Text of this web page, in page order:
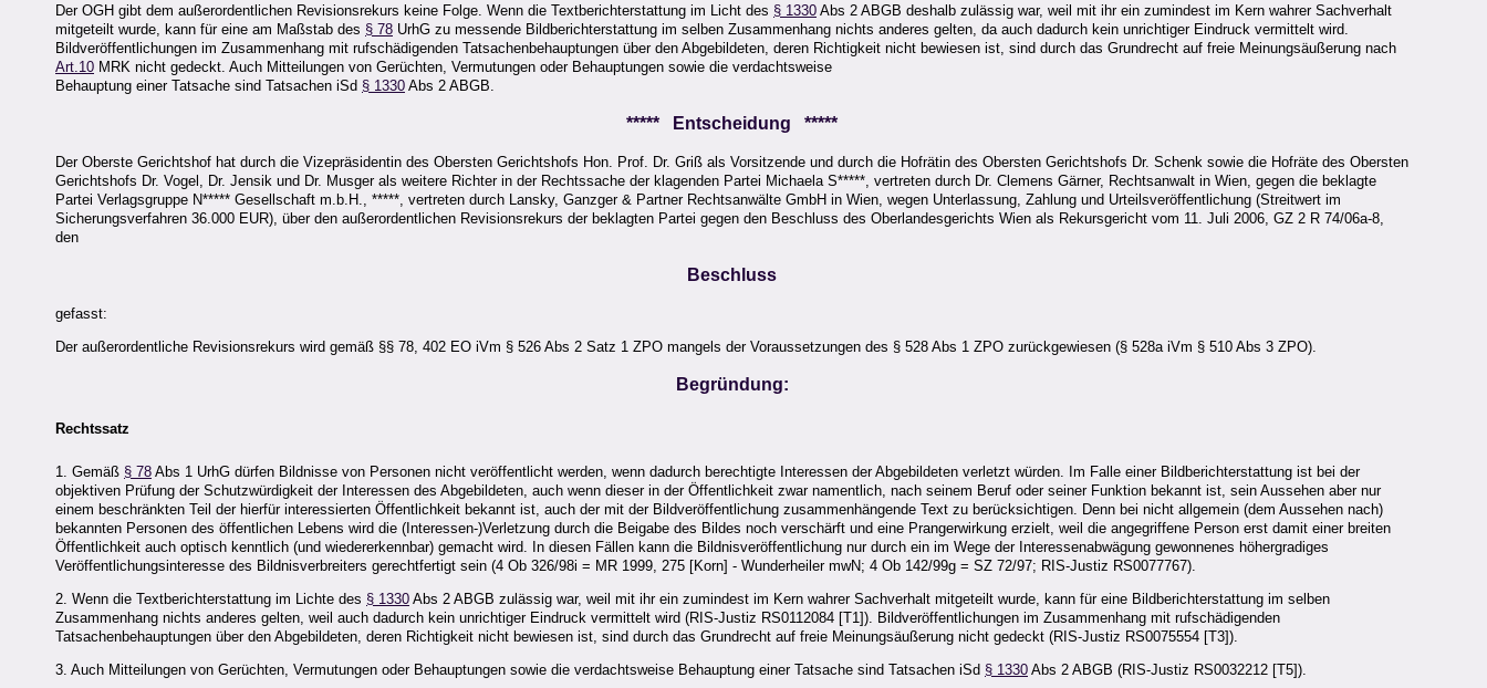
Der OGH gibt dem außerordentlichen Revisionsrekurs keine Folge. Wenn die Textberichterstattung im Licht des § 1330 Abs 2 ABGB deshalb zulässig war, weil mit ihr ein zumindest im Kern wahrer Sachverhalt
mitgeteilt wurde, kann für eine am Maßstab des § 78 UrhG zu messende Bildberichterstattung im selben Zusammenhang nichts anderes gelten, da auch dadurch kein unrichtiger Eindruck vermittelt wird.
Bildveröffentlichungen im Zusammenhang mit rufschädigenden Tatsachenbehauptungen über den Abgebildeten, deren Richtigkeit nicht bewiesen ist, sind durch das Grundrecht auf freie Meinungsäußerung nach
Art.10 MRK nicht gedeckt. Auch Mitteilungen von Gerüchten, Vermutungen oder Behauptungen sowie die verdachtsweise
Behauptung einer Tatsache sind Tatsachen iSd § 1330 Abs 2 ABGB.
***** Entscheidung *****
Der Oberste Gerichtshof hat durch die Vizepräsidentin des Obersten Gerichtshofs Hon. Prof. Dr. Griß als Vorsitzende und durch die Hofrätin des Obersten Gerichtshofs Dr. Schenk sowie die Hofräte des Obersten
Gerichtshofs Dr. Vogel, Dr. Jensik und Dr. Musger als weitere Richter in der Rechtssache der klagenden Partei Michaela S*****, vertreten durch Dr. Clemens Gärner, Rechtsanwalt in Wien, gegen die beklagte
Partei Verlagsgruppe N***** Gesellschaft m.b.H., *****, vertreten durch Lansky, Ganzger & Partner Rechtsanwälte GmbH in Wien, wegen Unterlassung, Zahlung und Urteilsveröffentlichung (Streitwert im
Sicherungsverfahren 36.000 EUR), über den außerordentlichen Revisionsrekurs der beklagten Partei gegen den Beschluss des Oberlandesgerichts Wien als Rekursgericht vom 11. Juli 2006, GZ 2 R 74/06a-8,
den
Beschluss
gefasst:
Der außerordentliche Revisionsrekurs wird gemäß §§ 78, 402 EO iVm § 526 Abs 2 Satz 1 ZPO mangels der Voraussetzungen des § 528 Abs 1 ZPO zurückgewiesen (§ 528a iVm § 510 Abs 3 ZPO).
Begründung:
Rechtssatz
1. Gemäß § 78 Abs 1 UrhG dürfen Bildnisse von Personen nicht veröffentlicht werden, wenn dadurch berechtigte Interessen der Abgebildeten verletzt würden. Im Falle einer Bildberichterstattung ist bei der
objektiven Prüfung der Schutzwürdigkeit der Interessen des Abgebildeten, auch wenn dieser in der Öffentlichkeit zwar namentlich, nach seinem Beruf oder seiner Funktion bekannt ist, sein Aussehen aber nur
einem beschränkten Teil der hierfür interessierten Öffentlichkeit bekannt ist, auch der mit der Bildveröffentlichung zusammenhängende Text zu berücksichtigen. Denn bei nicht allgemein (dem Aussehen nach)
bekannten Personen des öffentlichen Lebens wird die (Interessen-)Verletzung durch die Beigabe des Bildes noch verschärft und eine Prangerwirkung erzielt, weil die angegriffene Person erst damit einer breiten
Öffentlichkeit auch optisch kenntlich (und wiedererkennbar) gemacht wird. In diesen Fällen kann die Bildnisveröffentlichung nur durch ein im Wege der Interessenabwägung gewonnenes höhergradiges
Veröffentlichungsinteresse des Bildnisverbreiters gerechtfertigt sein (4 Ob 326/98i = MR 1999, 275 [Korn] - Wunderheiler mwN; 4 Ob 142/99g = SZ 72/97; RIS-Justiz RS0077767).
2. Wenn die Textberichterstattung im Lichte des § 1330 Abs 2 ABGB zulässig war, weil mit ihr ein zumindest im Kern wahrer Sachverhalt mitgeteilt wurde, kann für eine Bildberichterstattung im selben
Zusammenhang nichts anderes gelten, weil auch dadurch kein unrichtiger Eindruck vermittelt wird (RIS-Justiz RS0112084 [T1]). Bildveröffentlichungen im Zusammenhang mit rufschädigenden
Tatsachenbehauptungen über den Abgebildeten, deren Richtigkeit nicht bewiesen ist, sind durch das Grundrecht auf freie Meinungsäußerung nicht gedeckt (RIS-Justiz RS0075554 [T3]).
3. Auch Mitteilungen von Gerüchten, Vermutungen oder Behauptungen sowie die verdachtsweise Behauptung einer Tatsache sind Tatsachen iSd § 1330 Abs 2 ABGB (RIS-Justiz RS0032212 [T5]).